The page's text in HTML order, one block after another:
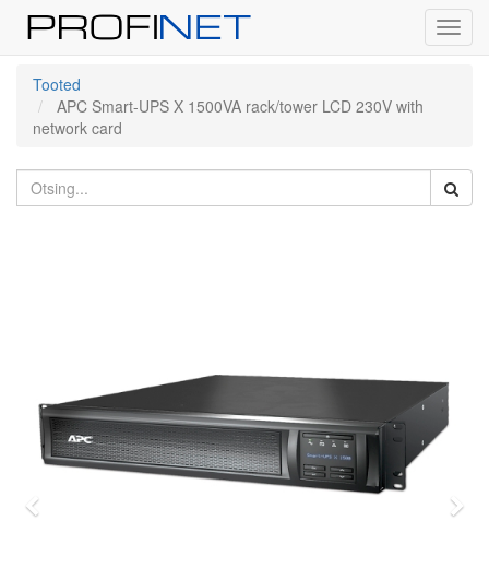
Tooted
APC Smart-UPS X 1500VA rack/tower LCD 230V with
network card